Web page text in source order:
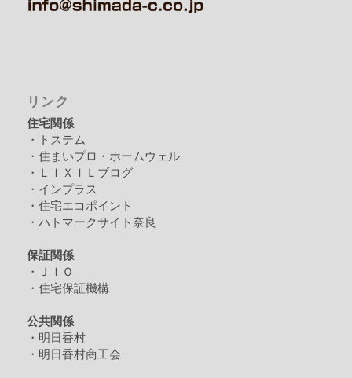
リンク
住宅関係
・トステム
・住まいプロ・ホームウェル
・ＬＩＸＩＬブログ
・インプラス
・住宅エコポイント
・ハトマークサイト奈良
保証関係
・ＪＩＯ
・住宅保証機構
公共関係
・明日香村
・明日香村商工会